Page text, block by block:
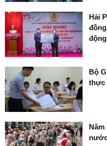
Hải
động
Bộ
thực